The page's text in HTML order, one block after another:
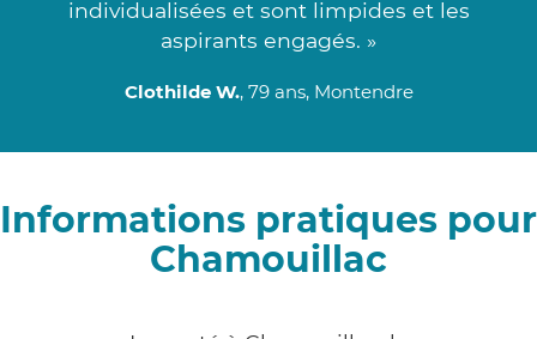
individualisées et sont limpides et les
aspirants engagés. »
Clothilde W., 79 ans, Montendre
Informations pratiques pour
Chamouillac